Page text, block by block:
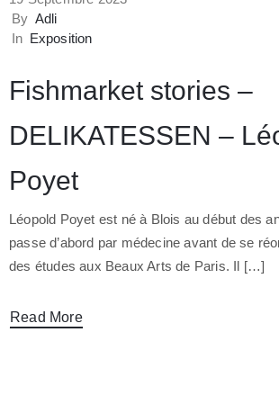
By Adli
In Exposition
Fishmarket stories –
DELIKATESSEN –
Poyet
Léopold Poyet est né à Blois au début des
passe d’abord par médecine avant de se
des études aux Beaux Arts de Paris. Il […]
Read More